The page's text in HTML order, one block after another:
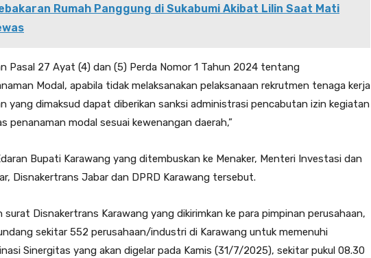
Rumah Panggung di Sukabumi Akibat Lilin Saat Mati
Pasal 27 Ayat (4) dan (5) Perda Nomor 1 Tahun 2024 tentang
Modal, apabila tidak melaksanakan pelaksanaan rekrutmen tenaga kerja
yang dimaksud dapat diberikan sanksi administrasi pencabutan izin kegiatan
penanaman modal sesuai kewenangan daerah,”
Bupati Karawang yang ditembuskan ke Menaker, Menteri Investasi dan
Disnakertrans Jabar dan DPRD Karawang tersebut.
surat Disnakertrans Karawang yang dikirimkan ke para pimpinan perusahaan,
sekitar 552 perusahaan/industri di Karawang untuk memenuhi
Sinergitas yang akan digelar pada Kamis (31/7/2025), sekitar pukul 08.30